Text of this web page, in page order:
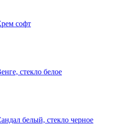
софт
стекло белое
белый, стекло черное